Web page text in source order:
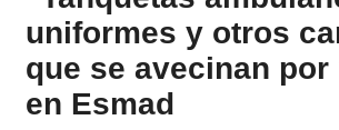
uniformes y otros
que se avecinan
en Esmad